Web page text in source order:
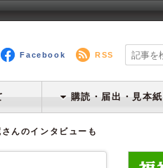
Facebook RSS
購読・届出・見本紙
んのインタビューも